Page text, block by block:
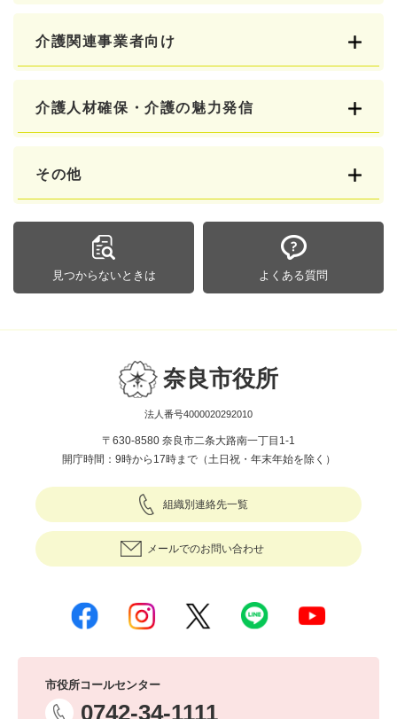
介護関連事業者向け
介護人材確保・介護の魅力発信
その他
見つからないときは よくある質問
奈良市役所
法人番号4000020292010
〒630-8580 奈良市二条大路南一丁目1-1
開庁時間：9時から17時まで（土日祝・年末年始を除く）
組織別連絡先一覧
メールでのお問い合わせ
市役所コールセンター
0742-34-1111